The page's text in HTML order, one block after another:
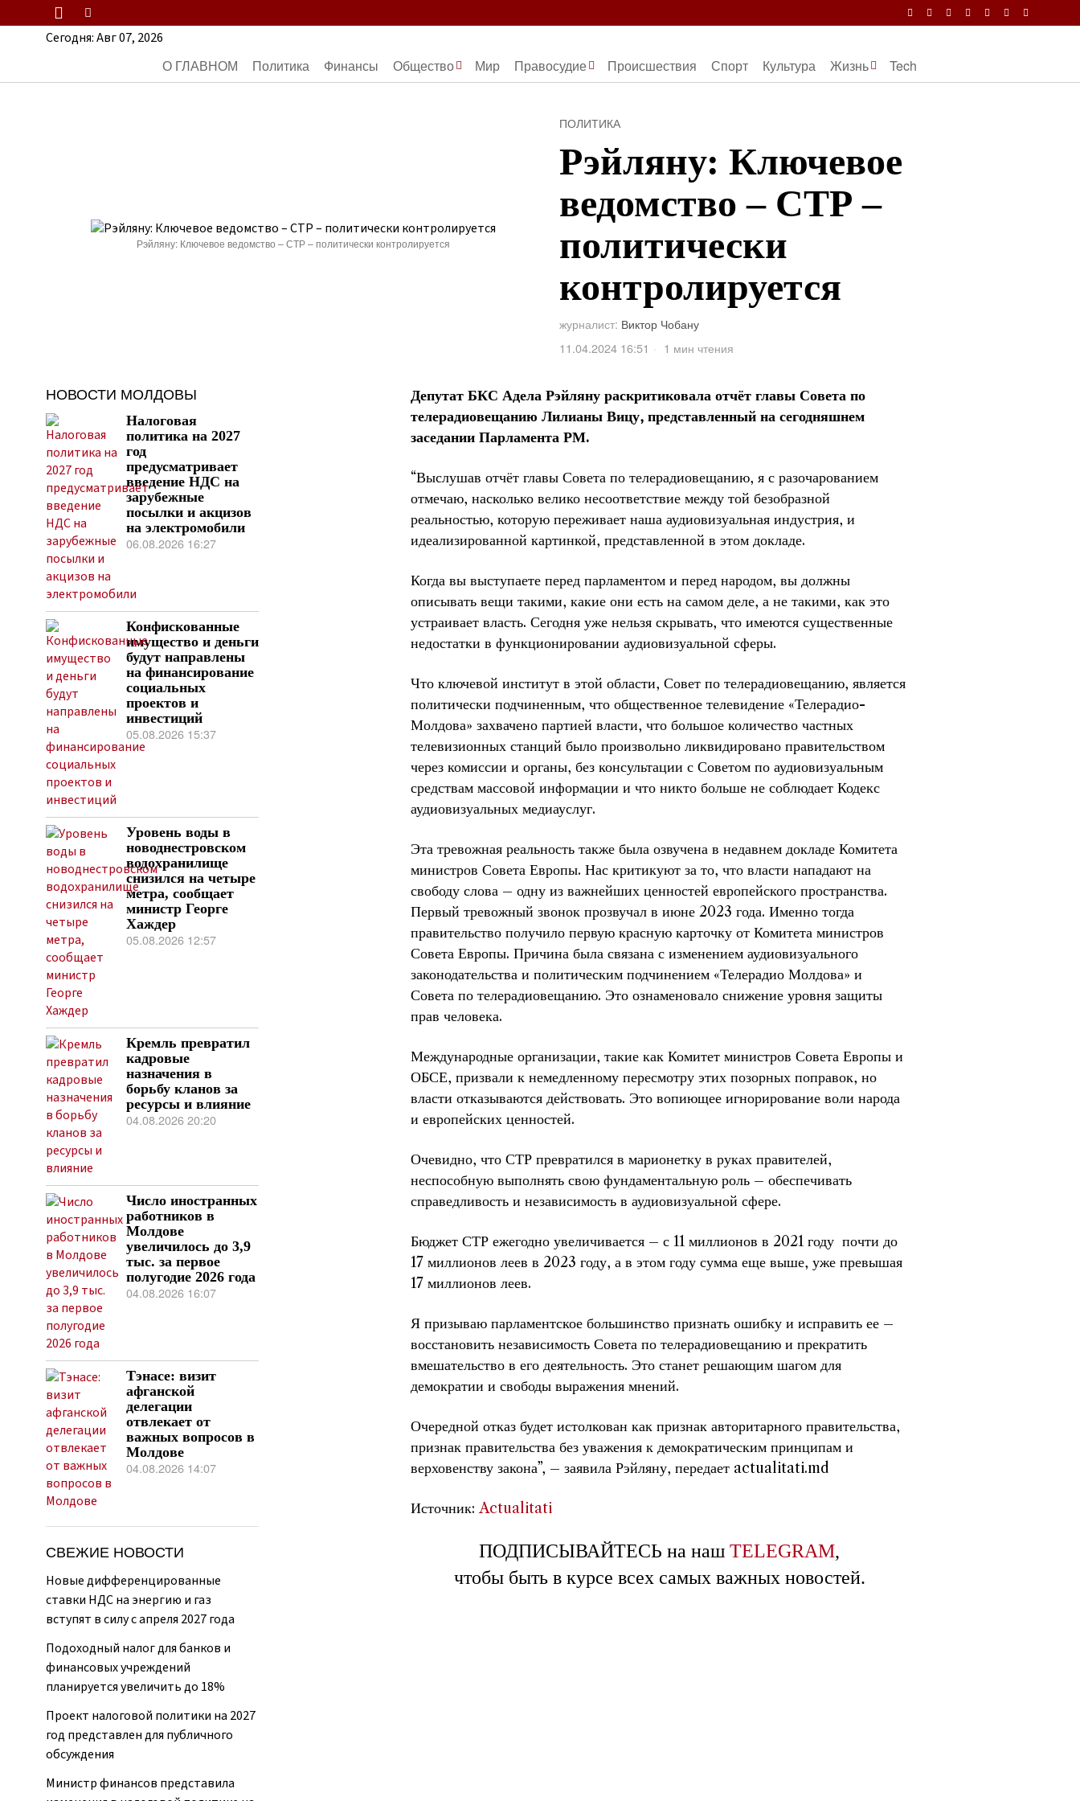
Сегодня:Авг 07, 2026
О ГЛАВНОМ Политика Финансы Общество Мир Правосудие Происшествия Спорт Культура Жизнь Tech
Рэйляну: Ключевое ведомство – СТР – политически контролируется
ПОЛИТИКА
Рэйляну: Ключевое
ведомство – СТР –
политически
контролируется
журналист: Виктор Чобану
11.04.2024 16:51
1 мин чтения
Депутат БКС Адела Рэйляну раскритиковала отчёт главы Совета по
телерадиовещанию Лилианы Вицу, представленный на сегодняшнем
заседании Парламента РМ.
“Выслушав отчёт главы Совета по телерадиовещанию, я с разочарованием
отмечаю, насколько велико несоответствие между той безобразной
реальностью, которую переживает наша аудиовизуальная индустрия, и
идеализированной картинкой, представленной в этом докладе.
Когда вы выступаете перед парламентом и перед народом, вы должны
описывать вещи такими, какие они есть на самом деле, а не такими, как это
устраивает власть. Сегодня уже нельзя скрывать, что имеются существенные
недостатки в функционировании аудиовизуальной сферы.
Что ключевой институт в этой области, Совет по телерадиовещанию, является
политически подчиненным, что общественное телевидение «Телерадио-
Молдова» захвачено партией власти, что большое количество частных
телевизионных станций было произвольно ликвидировано правительством
через комиссии и органы, без консультации с Советом по аудиовизуальным
средствам массовой информации и что никто больше не соблюдает Кодекс
аудиовизуальных медиауслуг.
Эта тревожная реальность также была озвучена в недавнем докладе Комитета
министров Совета Европы. Нас критикуют за то, что власти нападают на
свободу слова – одну из важнейших ценностей европейского пространства.
Первый тревожный звонок прозвучал в июне 2023 года. Именно тогда
правительство получило первую красную карточку от Комитета министров
Совета Европы. Причина была связана с изменением аудиовизуального
законодательства и политическим подчинением «Телерадио Молдова» и
Совета по телерадиовещанию. Это ознаменовало снижение уровня защиты
прав человека.
Международные организации, такие как Комитет министров Совета Европы и
ОБСЕ, призвали к немедленному пересмотру этих позорных поправок, но
власти отказываются действовать. Это вопиющее игнорирование воли народа
и европейских ценностей.
Очевидно, что СТР превратился в марионетку в руках правителей,
неспособную выполнять свою фундаментальную роль – обеспечивать
справедливость и независимость в аудиовизуальной сфере.
Бюджет СТР ежегодно увеличивается – с 11 миллионов в 2021 году почти до
17 миллионов леев в 2023 году, а в этом году сумма еще выше, уже превышая
17 миллионов леев.
Я призываю парламентское большинство признать ошибку и исправить ее –
восстановить независимость Совета по телерадиовещанию и прекратить
вмешательство в его деятельность. Это станет решающим шагом для
демократии и свободы выражения мнений.
Очередной отказ будет истолкован как признак авторитарного правительства,
признак правительства без уважения к демократическим принципам и
верховенству закона”, – заявила Рэйляну, передает actualitati.md
Источник:Actualitati
ПОДПИСЫВАЙТЕСЬ на наш TELEGRAM,
чтобы быть в курсе всех самых важных новостей.
НОВОСТИ МОЛДОВЫ
Налоговая
политика на 2027
год
предусматривает
введение НДС на
зарубежные
посылки и акцизов
на электромобили
06.08.2026 16:27
Конфискованные
имущество и деньги
будут направлены
на финансирование
социальных
проектов и
инвестиций
05.08.2026 15:37
Уровень воды в
новоднестровском
водохранилище
снизился на четыре
метра, сообщает
министр Георге
Хаждер
05.08.2026 12:57
Кремль превратил
кадровые
назначения в
борьбу кланов за
ресурсы и влияние
04.08.2026 20:20
Число иностранных
работников в
Молдове
увеличилось до 3,9
тыс. за первое
полугодие 2026 года
04.08.2026 16:07
Тэнасе: визит
афганской
делегации
отвлекает от
важных вопросов в
Молдове
04.08.2026 14:07
СВЕЖИЕ НОВОСТИ
Новые дифференцированные
ставки НДС на энергию и газ
вступят в силу с апреля 2027 года
Подоходный налог для банков и
финансовых учреждений
планируется увеличить до 18%
Проект налоговой политики на 2027
год представлен для публичного
обсуждения
Министр финансов представила